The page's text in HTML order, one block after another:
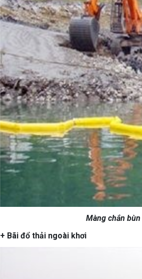
Màng chắn bùn
+ Bãi đổ thải ngoài khơi